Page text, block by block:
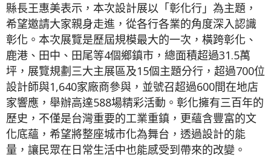
縣長王惠美表示，本次設計展以「彰化行」為主題，
希望邀請大家親身走進，從各行各業的角度深入認識
彰化。本次展覽是歷屆規模最大的一次，橫跨彰化、
鹿港、田中、田尾等4個鄉鎮市，總面積超過31.5萬
坪，展覽規劃三大主展區及15個主題分行，超過700位
設計師與1,640家廠商參與，並號召超過600間在地店
家響應，舉辦高達588場精彩活動。彰化擁有三百年的
歷史，不僅是台灣重要的工業重鎮，更蘊含豐富的文
化底蘊，希望將整座城市化為舞台，透過設計的能
量，讓民眾在日常生活中也能感受到帶來的改變。